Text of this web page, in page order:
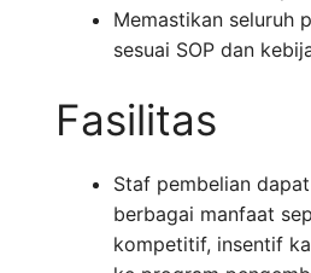
Memastikan seluruh
sesuai SOP dan
Fasilitas
Staf pembelian
berbagai manfaat
kompetitif, insentif